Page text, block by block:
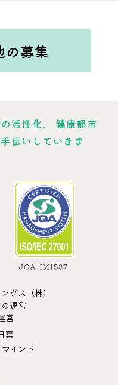
の募集
活性化、
健康都市
伝いしていきま
グス（株）
運営
営
葉
インド